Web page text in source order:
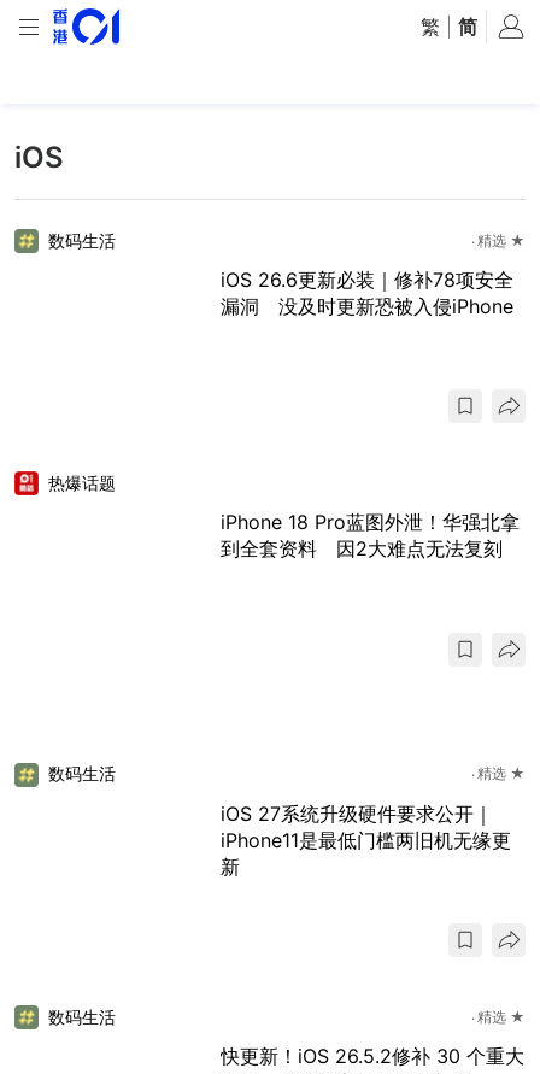
繁 简
iOS
数码生活 精选 ★
iOS 26.6更新必装｜修补78项安全
漏洞 没及时更新恐被入侵iPhone
热爆话题
iPhone 18 Pro蓝图外泄！华强北拿
到全套资料 因2大难点无法复刻
数码生活 精选 ★
iOS 27系统升级硬件要求公开｜
iPhone11是最低门槛两旧机无缘更
新
数码生活 精选 ★
快更新！iOS 26.5.2修补 30 个重大